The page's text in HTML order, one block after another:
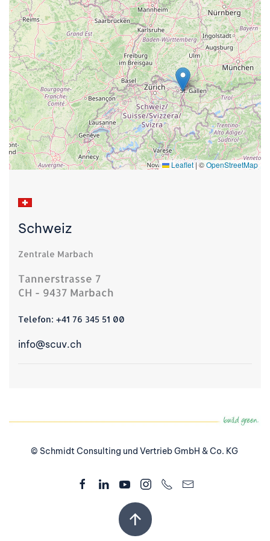
Leaflet |©OpenStreetMap
Schweiz
Zentrale Marbach
Tannerstrasse 7
CH - 9437 Marbach
Telefon: +41 76 345 51 00
info@scuv.ch
© Schmidt Consulting und Vertrieb GmbH & Co. KG